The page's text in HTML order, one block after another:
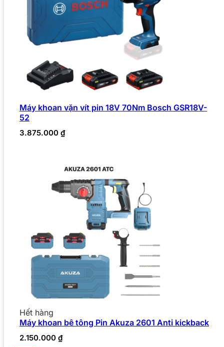
Máy khoan vặn vít pin 18V 70Nm Bosch GSR18V-
52
3.875.000 ₫
Hết hàng
Máy khoan bê tông Pin Akuza 2601 Anti kickback
2.150.000 ₫